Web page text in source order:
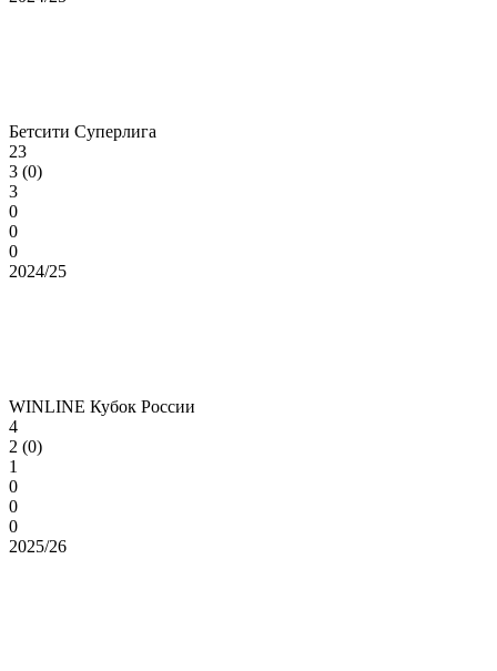
Бетсити Суперлига
23
3 (0)
3
0
0
0
2024/25
WINLINE Кубок России
4
2 (0)
1
0
0
0
2025/26